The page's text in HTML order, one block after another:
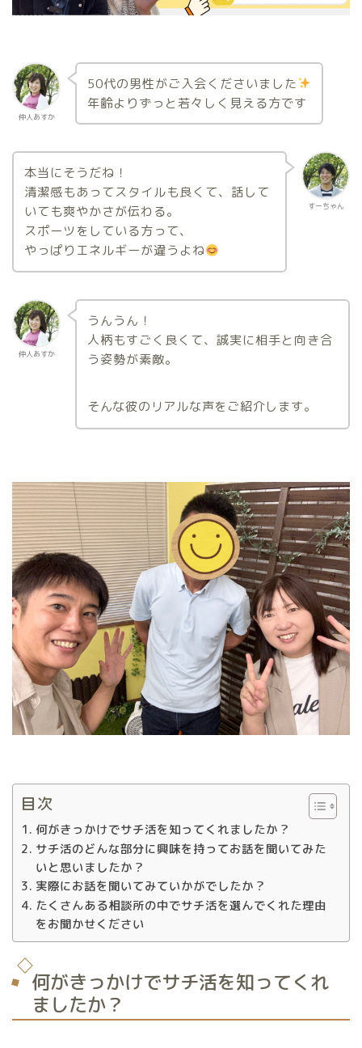
仲人あすか
50代の男性がご入会くださいました
年齢よりずっと若々しく見える方です
すーちゃん
本当にそうだね！
清潔感もあってスタイルも良くて、話して
いても爽やかさが伝わる。
スポーツをしている方って、
やっぱりエネルギーが違うよね
仲人あすか
うんうん！
人柄もすごく良くて、誠実に相手と向き合
う姿勢が素敵。
そんな彼のリアルな声をご紹介します。
目次
何がきっかけでサチ活を知ってくれましたか？
サチ活のどんな部分に興味を持ってお話を聞いてみた
いと思いましたか？
実際にお話を聞いてみていかがでしたか？
たくさんある相談所の中でサチ活を選んでくれた理由
をお聞かせください
何がきっかけでサチ活を知ってくれ
ましたか？